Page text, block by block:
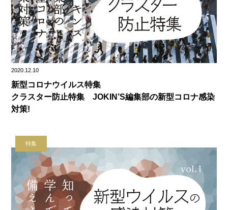
2020.12.10
新型コロナウイルス特集
クラスター防止特集 JOKIN’S編集部の新型コロナ感染
対策!
特集